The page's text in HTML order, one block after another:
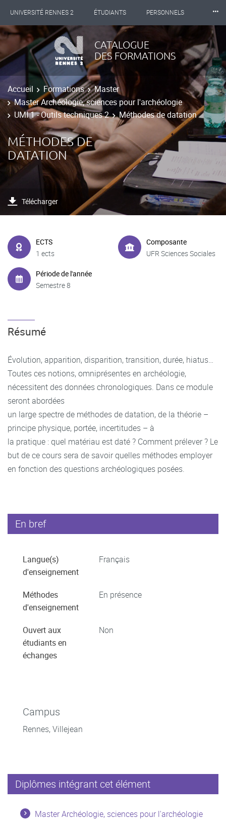
UNIVERSITÉ RENNES 2 ÉTUDIANTS PERSONNELS
INTERNATIONAL PROFESSIONNELS BIBLIOTHÈQUES
LES NOUVELLES DE RENNES 2
⸱⸱⸱
CATALOGUE
DES FORMATIONS
Accueil Formations
Master
Master Archéologie, sciences pour l'archéologie
UMI 1 - Outils techniques 2
Méthodes de datation
MÉTHODES DE
DATATION
Télécharger
ECTS
1 ects
Composante
UFR Sciences Sociales
Période de l'année
Semestre 8
Résumé
Évolution, apparition, disparition, transition, durée, hiatus…
Toutes ces notions, omniprésentes en archéologie,
nécessitent des données chronologiques. Dans ce module
seront abordées
un large spectre de méthodes de datation, de la théorie –
principe physique, portée, incertitudes – à
la pratique : quel matériau est daté ? Comment prélever ? Le
but de ce cours sera de savoir quelles méthodes employer
en fonction des questions archéologiques posées.
En bref
Langue(s)
d'enseignement
Français
Méthodes
d'enseignement
En présence
Ouvert aux
étudiants en
échanges
Non
Campus
Rennes, Villejean
Diplômes intégrant cet élément
Master Archéologie, sciences pour l'archéologie